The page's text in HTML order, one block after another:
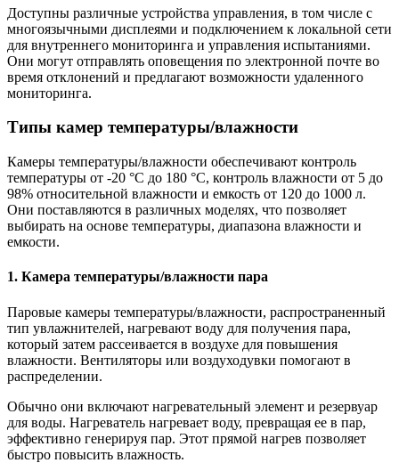
Доступны различные устройства управления, в том числе с
многоязычными дисплеями и подключением к локальной сети
для внутреннего мониторинга и управления испытаниями.
Они могут отправлять оповещения по электронной почте во
время отклонений и предлагают возможности удаленного
мониторинга.
Типы камер температуры/влажности
Камеры температуры/влажности обеспечивают контроль
температуры от -20 °C до 180 °C, контроль влажности от 5 до
98% относительной влажности и емкость от 120 до 1000 л.
Они поставляются в различных моделях, что позволяет
выбирать на основе температуры, диапазона влажности и
емкости.
1. Камера температуры/влажности пара
Паровые камеры температуры/влажности, распространенный
тип увлажнителей, нагревают воду для получения пара,
который затем рассеивается в воздухе для повышения
влажности. Вентиляторы или воздуходувки помогают в
распределении.
Обычно они включают нагревательный элемент и резервуар
для воды. Нагреватель нагревает воду, превращая ее в пар,
эффективно генерируя пар. Этот прямой нагрев позволяет
быстро повысить влажность.